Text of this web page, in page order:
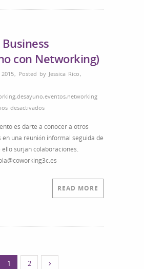
con Networking)
, Posted by Jessica Rico,
,desayuno,eventos,networking
desactivadosen
&
Business
(Desayuno
con
es darte a conocer a otros
una reunión informal seguida de
ello surjan colaboraciones.
READ MORE
1 2